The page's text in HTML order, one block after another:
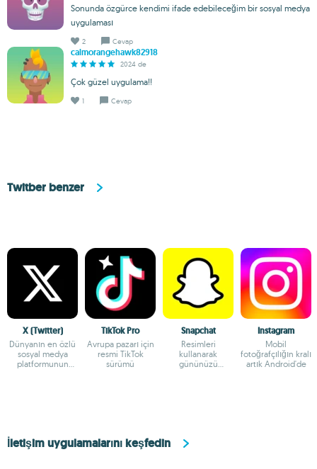
Sonunda özgürce kendimi ifade edebileceğim bir sosyal medya
uygulaması
2 Cevap
calmorangehawk82918
2024 de
Çok güzel uygulama!!
1 Cevap
Twitber benzer
X (Twitter)
Dünyanın en özlü
sosyal medya
platformunun
TikTok Pro
Avrupa pazarı için
resmi TikTok
sürümü
Snapchat
Resimleri
kullanarak
gününüzü
Instagram
Mobil
fotoğrafçılığın kralı
artık Android'de
İletişim uygulamalarını keşfedin